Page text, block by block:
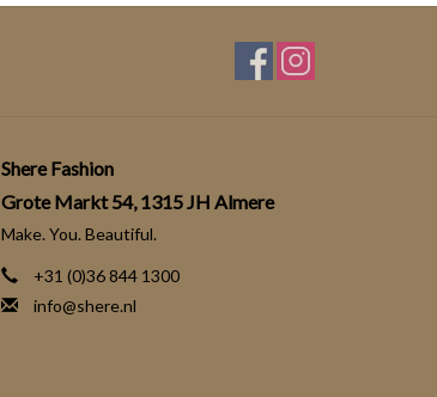
Shere Fashion
Grote Markt 54, 1315 JH Almere
Make. You. Beautiful.
+31 (0)36 844 1300
info@shere.nl